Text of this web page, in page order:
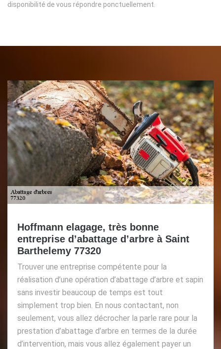
disponibilité de vous répondre ponctuellement.
Hoffmann elagage, très bonne
entreprise d’abattage d’arbre à Saint
Barthelemy 77320
Trouver une entreprise compétente pour la
réalisation d’une opération d’abattage d’arbre et sapin
sans investir beaucoup de temps est tout
simplement trop bien. En nous contactant, non
seulement, vous allez décrocher la parle rare pour la
prestation d’abattage d’arbre en termes de la durée
d’intervention, mais vous allez également payer un